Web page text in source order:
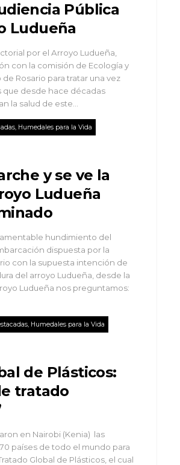
Pública
Ludueña
por el Arroyo Ludueña,
con la comisión de Ecología y
Rosario para tratar una vez
que desde hace décadas
la salud de este...
, Humedales para la Vida
y se ve la
Ludueña
hundimiento del
dispuesta por la
con la supuesta intención de
del arroyo Ludueña, desde la
Ludueña nos preguntamos:
, Humedales para la Vida
de Plásticos:
tratado
en Nairobi (Kenia) las
países de todo el mundo para
Global de Plásticos, el cual